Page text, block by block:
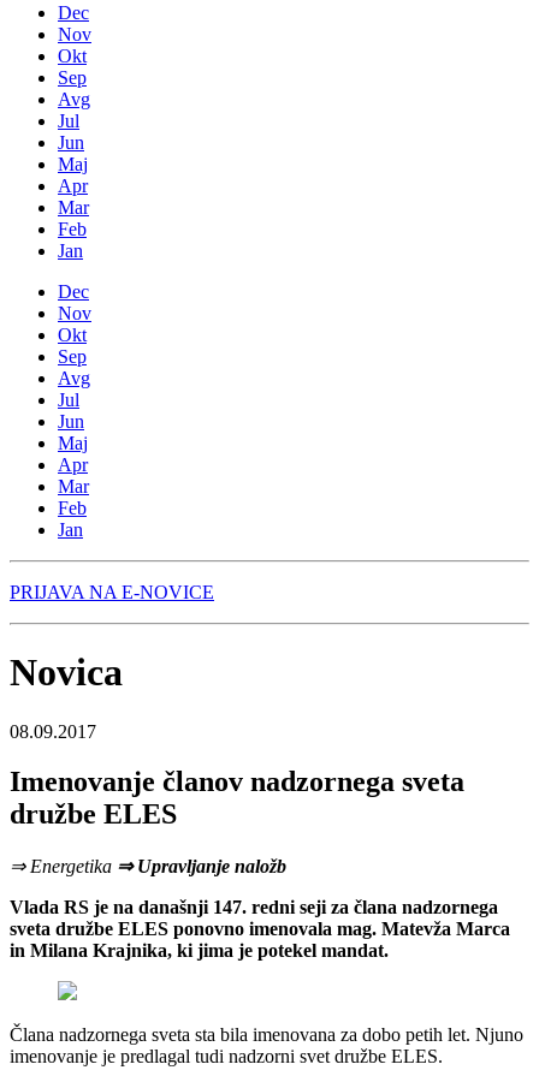
Dec
Nov
Okt
Sep
Avg
Jul
Jun
Maj
Apr
Mar
Feb
Jan
Dec
Nov
Okt
Sep
Avg
Jul
Jun
Maj
Apr
Mar
Feb
Jan
PRIJAVA NA E-NOVICE
Novica
08.09.2017
Imenovanje članov nadzornega sveta
družbe ELES
⇒ Energetika ⇒ Upravljanje naložb
Vlada RS je na današnji 147. redni seji za člana nadzornega
sveta družbe ELES ponovno imenovala mag. Matevža Marca
in Milana Krajnika, ki jima je potekel mandat.
Člana nadzornega sveta sta bila imenovana za dobo petih let. Njuno
imenovanje je predlagal tudi nadzorni svet družbe ELES.